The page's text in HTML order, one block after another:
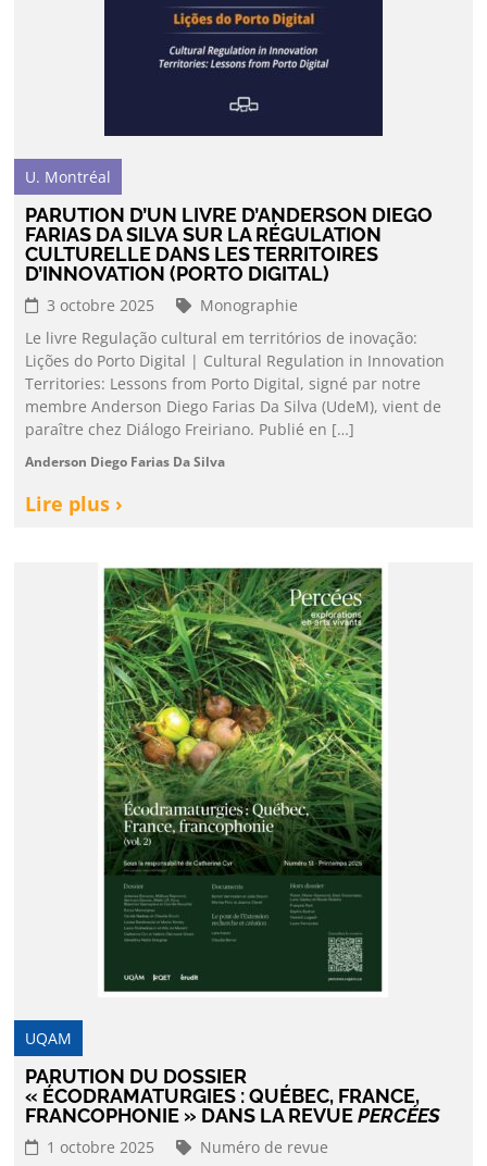
U. Montréal
PARUTION D’UN LIVRE D’ANDERSON DIEGO
FARIAS DA SILVA SUR LA RÉGULATION
CULTURELLE DANS LES TERRITOIRES
D’INNOVATION (PORTO DIGITAL)
3 octobre 2025
Monographie
Le livre Regulação cultural em territórios de inovação:
Lições do Porto Digital | Cultural Regulation in Innovation
Territories: Lessons from Porto Digital, signé par notre
membre Anderson Diego Farias Da Silva (UdeM), vient de
paraître chez Diálogo Freiriano. Publié en […]
Anderson Diego Farias Da Silva
Lire plus ›
UQAM
PARUTION DU DOSSIER
« ÉCODRAMATURGIES : QUÉBEC, FRANCE,
FRANCOPHONIE » DANS LA REVUEPERCÉES
1 octobre 2025 Numéro de revue